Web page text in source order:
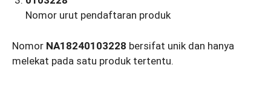
Nomor urut pendaftaran produk
Nomor NA18240103228 bersifat unik dan hanya
melekat pada satu produk tertentu.